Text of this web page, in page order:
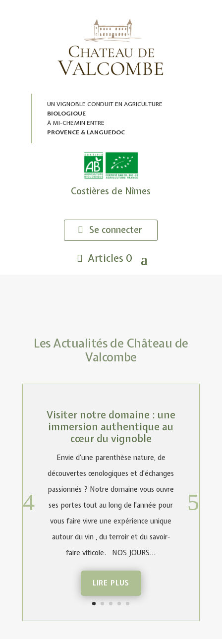
UN VIGNOBLE CONDUIT EN AGRICULTURE
BIOLOGIQUE
À MI-CHEMIN ENTRE
PROVENCE & LANGUEDOC
Costières de Nîmes
Se connecter
Articles 0
Les Actualités de Château de
Valcombe
Visiter notre domaine : une
immersion authentique au
cœur du vignoble
Envie d’une parenthèse nature, de
découvertes œnologiques et d’échanges
passionnés ? Notre domaine vous ouvre
ses portes tout au long de l’année pour
vous faire vivre une expérience unique
autour du vin , du terroir et du savoir-
faire viticole. NOS JOURS...
LIRE PLUS